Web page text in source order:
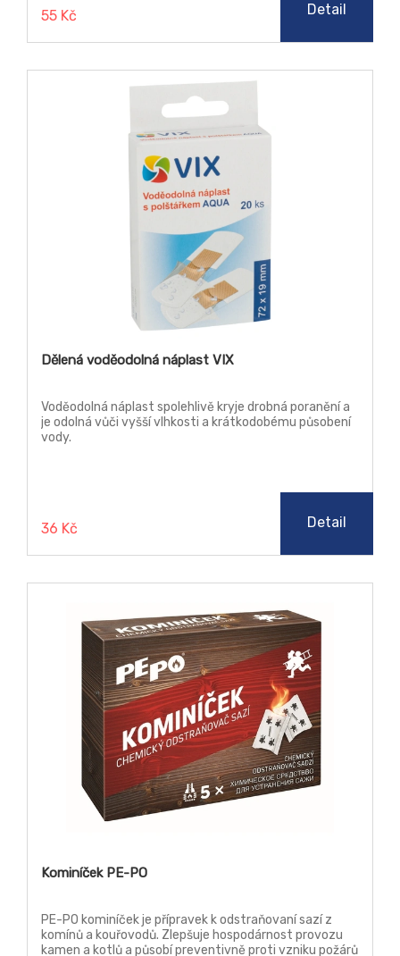
55 Kč Detail
Dělená voděodolná náplast VIX
Voděodolná náplast spolehlivě kryje drobná poranění a
je odolná vůči vyšší vlhkosti a krátkodobému působení
vody.
36 Kč Detail
Kominíček PE-PO
PE-PO kominíček je přípravek k odstraňovaní sazí z
komínů a kouřovodů. Zlepšuje hospodárnost provozu
kamen a kotlů a působí preventivně proti vzniku požárů